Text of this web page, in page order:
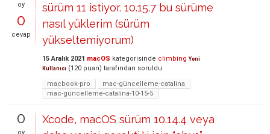
oy
0
cevap
sürüm 11 istiyor. 10.15.7 bu sürüme
nasıl yüklerim (sürüm
yükseltemiyorum)
15 Aralık 2021 macOS kategorisinde climbing Yeni
Kullanıcı (120 puan) tarafından soruldu
macbook-pro
mac-güncelleme-catalina
mac-güncelleme-catalina-10-15-5
0
Xcode, macOS sürüm 10.14.4 veya